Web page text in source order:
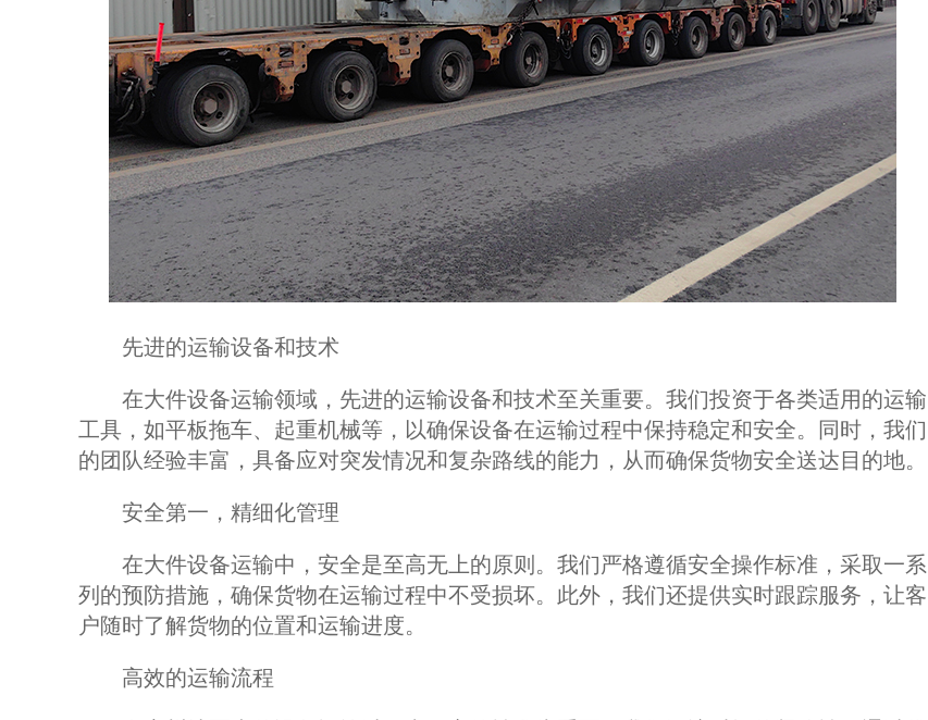
先进的运输设备和技术
在大件设备运输领域，先进的运输设备和技术至关重要。我们投资于各类适用的运输
工具，如平板拖车、起重机械等，以确保设备在运输过程中保持稳定和安全。同时，我们
的团队经验丰富，具备应对突发情况和复杂路线的能力，从而确保货物安全送达目的地。
安全第一，精细化管理
在大件设备运输中，安全是至高无上的原则。我们严格遵循安全操作标准，采取一系
列的预防措施，确保货物在运输过程中不受损坏。此外，我们还提供实时跟踪服务，让客
户随时了解货物的位置和运输进度。
高效的运输流程